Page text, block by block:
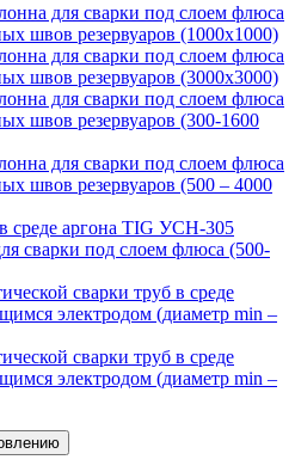
для сварки под слоем флюса
швов резервуаров (1000х1000)
для сварки под слоем флюса
швов резервуаров (3000х3000)
для сварки под слоем флюса
швов резервуаров (300-1600
для сварки под слоем флюса
швов резервуаров (500 – 4000
среде аргона TIG УСН-305
сварки под слоем флюса (500-
сварки труб в среде
электродом (диаметр min –
сварки труб в среде
электродом (диаметр min –